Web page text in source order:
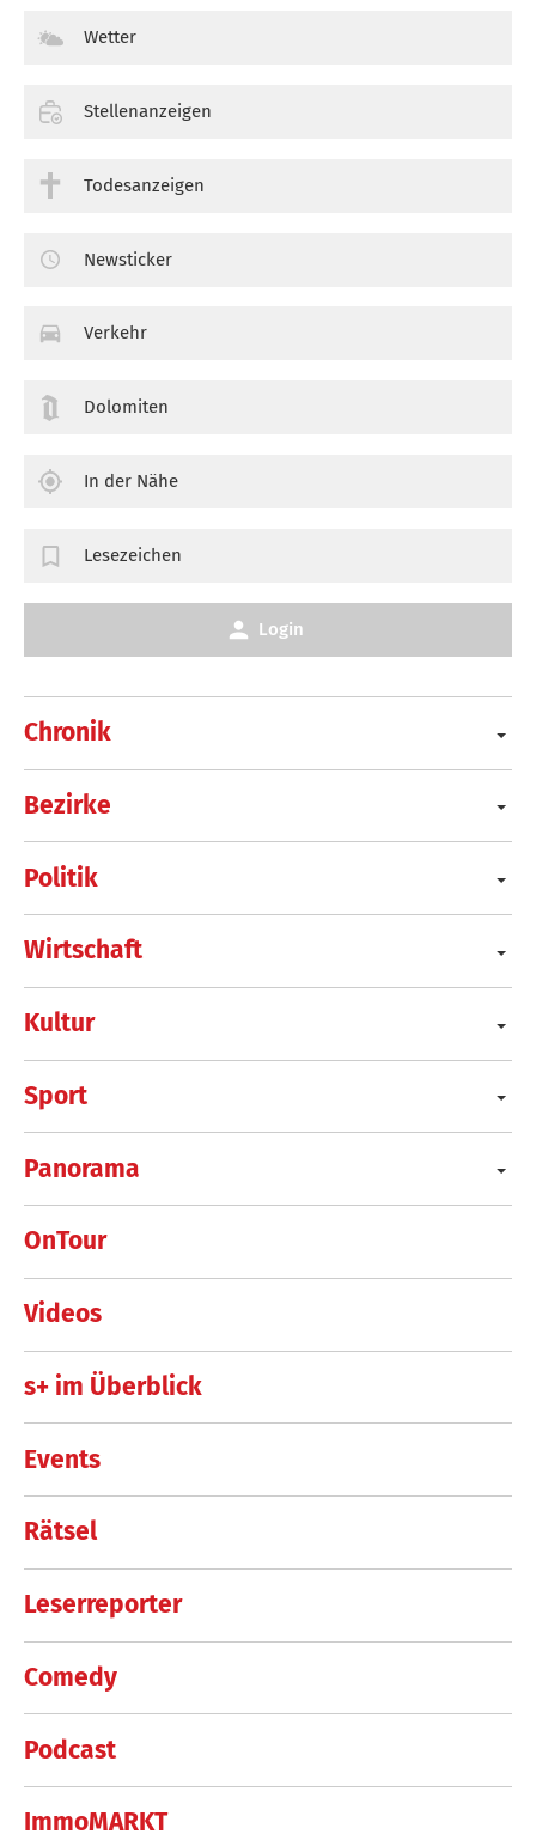
Chronik
Bezirke
Politik
Wirtschaft
Kultur
Sport
Panorama
OnTour
Videos
s+ im Überblick
Events
Rätsel
Leserreporter
Comedy
Podcast
ImmoMARKT
Wetter
Stellenanzeigen
Todesanzeigen
Newsticker
Verkehr
Dolomiten
In der Nähe
Lesezeichen
Login